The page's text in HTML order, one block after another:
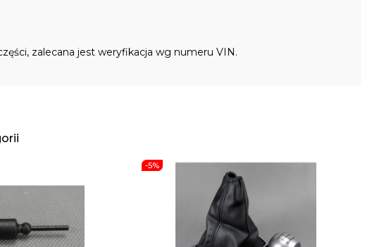
zalecana jest weryfikacja wg numeru VIN.
-5%